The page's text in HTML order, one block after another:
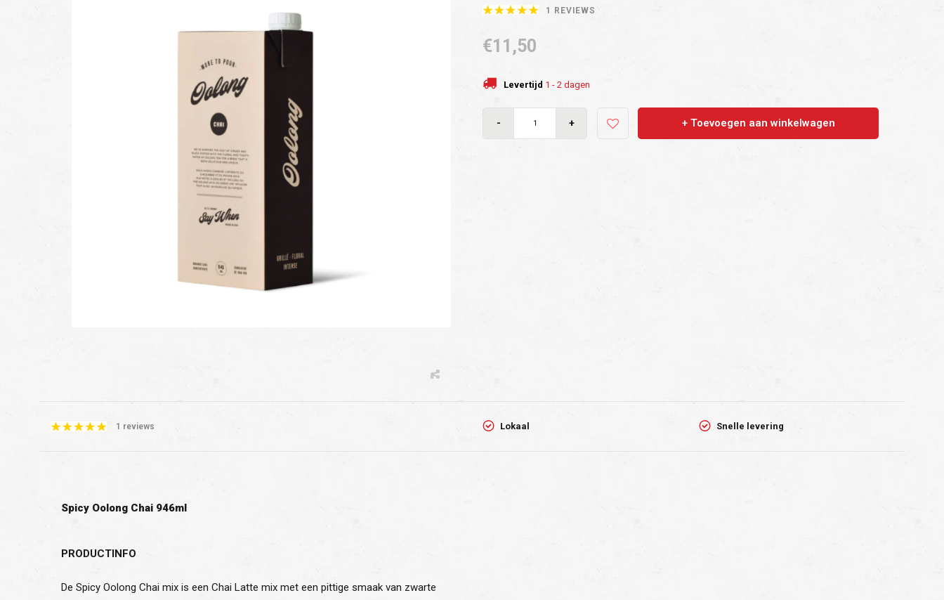
1 REVIEWS
€11,50
Levertijd 1 - 2 dagen
- + + Toevoegen aan winkelwagen
1 reviews Lokaal Snelle levering
Spicy Oolong Chai 946ml
PRODUCTINFO
De Spicy Oolong Chai mix is een Chai Latte mix met een pittige smaak van zwarte